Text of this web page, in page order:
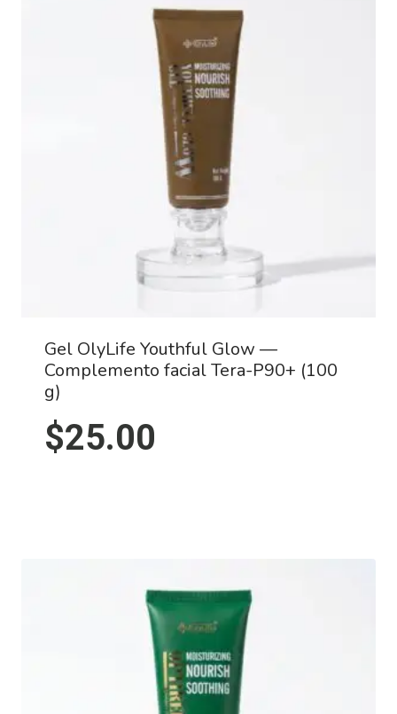
Gel OlyLife Youthful Glow —
Complemento facial Tera-P90+ (100
g)
$25.00